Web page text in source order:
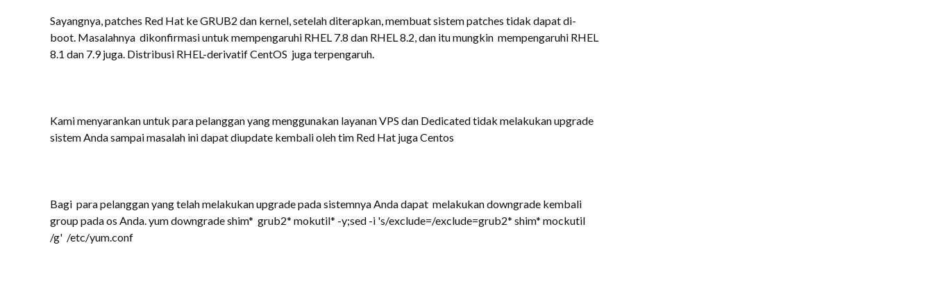
Sayangnya, patches Red Hat ke GRUB2 dan kernel, setelah diterapkan, membuat sistem patches tidak dapat di-
boot. Masalahnya dikonfirmasi untuk mempengaruhi RHEL 7.8 dan RHEL 8.2, dan itu mungkin mempengaruhi RHEL
8.1 dan 7.9 juga. Distribusi RHEL-derivatif CentOS juga terpengaruh.
Kami menyarankan untuk para pelanggan yang menggunakan layanan VPS dan Dedicated tidak melakukan upgrade
sistem Andasampai masalah ini dapat diupdate kembali olehtim Red Hat juga Centos
Bagi para pelanggan yang telah melakukan upgrade pada sistemnya Anda dapat melakukan downgrade kembali
group pada os Anda. yum downgrade shim* grub2* mokutil* -y;sed -i 's/exclude=/exclude=grub2* shim* mockutil
/g' /etc/yum.conf